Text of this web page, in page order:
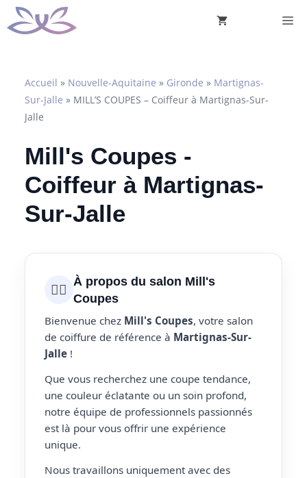
Aller
au
Accueil » Nouvelle-Aquitaine » Gironde » Martignas-
Sur-Jalle » MILL’S COUPES – Coiffeur à Martignas-Sur-
Jalle
Mill's Coupes -
Coiffeur à Martignas-
Sur-Jalle
💇‍♀️ À propos du salon Mill's
Coupes
Bienvenue chez Mill's Coupes, votre salon
de coiffure de référence à Martignas-Sur-
Jalle !
Que vous recherchez une coupe tendance,
une couleur éclatante ou un soin profond,
notre équipe de professionnels passionnés
est là pour vous offrir une expérience
unique.
Nous travaillons uniquement avec des